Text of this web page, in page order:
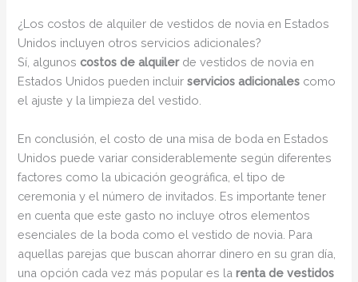
¿Los costos de alquiler de vestidos de novia en Estados
Unidos incluyen otros servicios adicionales?
Sí, algunoscostos de alquilerde vestidos de novia en
Estados Unidos pueden incluir servicios adicionales como
el ajuste y la limpieza del vestido.
En conclusión, el costo de una misa de boda en Estados
Unidos puede variar considerablemente según diferentes
factores como la ubicación geográfica, el tipo de
ceremonia y el número de invitados. Es importante tener
en cuenta que este gasto no incluye otros elementos
esenciales de la boda como el vestido de novia. Para
aquellas parejas que buscan ahorrar dinero en su gran día,
una opción cada vez más popular es larenta de vestidos